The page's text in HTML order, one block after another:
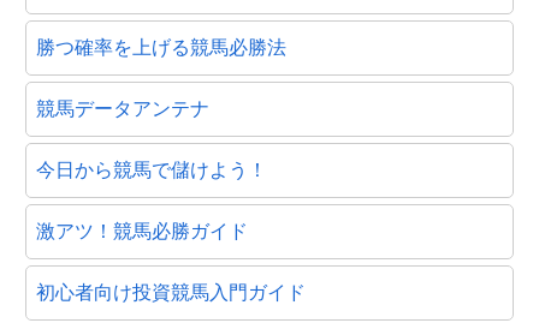
勝つ確率を上げる競馬必勝法
競馬データアンテナ
今日から競馬で儲けよう！
激アツ！競馬必勝ガイド
初心者向け投資競馬入門ガイド